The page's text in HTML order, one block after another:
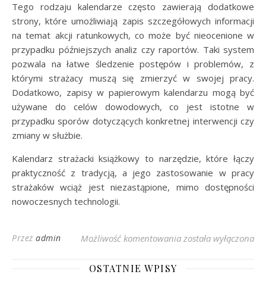
Tego rodzaju kalendarze często zawierają dodatkowe
strony, które umożliwiają zapis szczegółowych informacji
na temat akcji ratunkowych, co może być nieocenione w
przypadku późniejszych analiz czy raportów. Taki system
pozwala na łatwe śledzenie postępów i problemów, z
którymi strażacy muszą się zmierzyć w swojej pracy.
Dodatkowo, zapisy w papierowym kalendarzu mogą być
używane do celów dowodowych, co jest istotne w
przypadku sporów dotyczących konkretnej interwencji czy
zmiany w służbie.
Kalendarz strażacki książkowy to narzędzie, które łączy
praktyczność z tradycją, a jego zastosowanie w pracy
strażaków wciąż jest niezastąpione, mimo dostępności
nowoczesnych technologii.
Przez admin Możliwość komentowania Zalety posiadania
została wyłączona
OSTATNIE WPISY